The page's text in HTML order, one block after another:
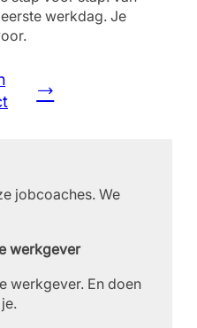
werkdag. Je
jobcoaches. We
werkgever
werkgever. En doen